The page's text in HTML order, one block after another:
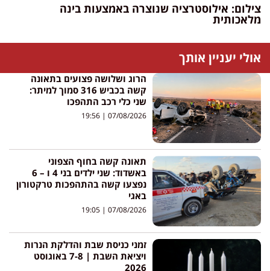
צילום: אילוסטרציה שנוצרה באמצעות בינה
מלאכותית
אולי יעניין אותך
הרוג ושלושה פצועים בתאונה
קשה בכביש 316 סמוך למיתר:
שני כלי רכב התהפכו
07/08/2026
תאונה קשה בחוף הצפוני
באשדוד: שני ילדים בני 4 ו – 6
נפצעו קשה בהתהפכות טרקטורון
באגי
07/08/2026
זמני כניסת שבת והדלקת הנרות
ויציאת השבת | 7-8 באוגוסט
2026